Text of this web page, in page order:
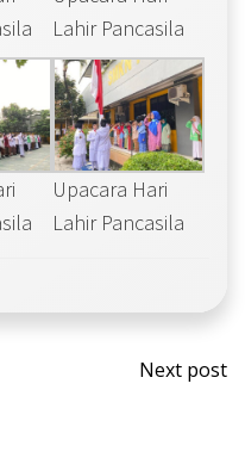
Lahir Pancasila
Upacara Hari
Lahir Pancasila
Post
Next post